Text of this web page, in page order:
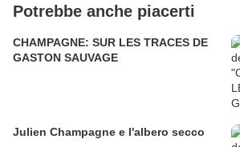
Potrebbe anche piacerti
CHAMPAGNE: SUR LES TRACES DE
GASTON SAUVAGE
Julien Champagne e l'albero secco